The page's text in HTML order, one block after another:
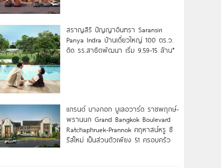
สราญสิริ ปัญญาอินทรา Saransiri
Panya Indra บ้านเดี่ยวใหญ่ 100 ตร.ว.
ดิด รร.สาธิตพัฒนา เริ่ม 9.59-15 ล้าน*
แกรนด์ บางกอก บูเลอวาร์ด ราชพฤกษ์-
พรานนก Grand Bangkok Boulevard
Ratchaphruek-Prannok คฤหาสน์หรู ซี
รีส์ใหม่ เป็นส่วนตัวเพียง 51 ครอบครัว